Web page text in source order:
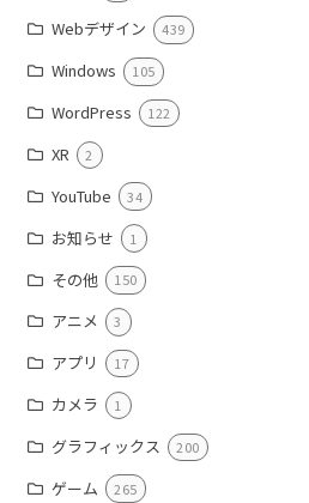
Webデザイン 439
Windows 105
WordPress 122
XR 2
YouTube 34
お知らせ 1
その他 150
アニメ 3
アプリ 17
カメラ 1
グラフィックス 200
ゲーム 265